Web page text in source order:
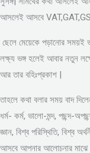
আসলেই আসবে
ছেলে মেয়েকে পড়ানোর সময়ই
লক্ষ্য ভঙ্গ হলেই আবার নতুন
আর তার বহিঃপ্রকাশ |
তাহলে কথা বলার সময় বাদ
ধর্ম- কর্ম, ভালো-মন্দ, পছন্দ-
জ্ঞান, বিশ্ব পরিস্থিতি, বিশ্ব
আসবে আপনার আলোচনার